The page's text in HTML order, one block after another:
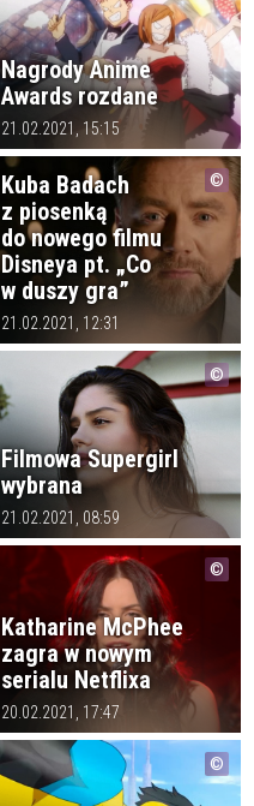
Nagrody Anime
Awards rozdane
21.02.2021, 15:15
Kuba Badach
z piosenką
do nowego filmu
Disneya pt. „Co
w duszy gra”
21.02.2021, 12:31
Filmowa Supergirl
wybrana
21.02.2021, 08:59
Katharine McPhee
zagra w nowym
serialu Netflixa
20.02.2021, 17:47